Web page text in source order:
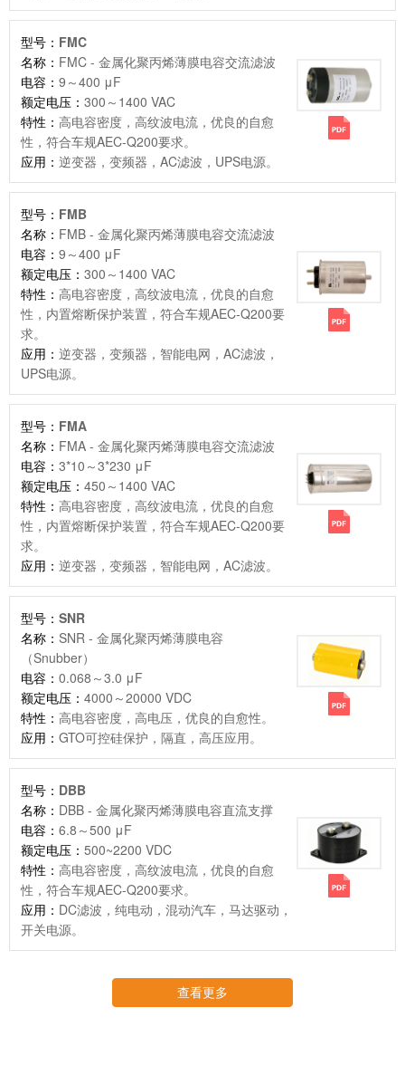
型号： FMC
名称： FMC - 金属化聚丙烯薄膜电容交流滤波
电容： 9～400 μF
额定电压： 300～1400 VAC
特性： 高电容密度，高纹波电流，优良的自愈
性，符合车规AEC-Q200要求。
应用： 逆变器，变频器，AC滤波，UPS电源。
型号： FMB
名称： FMB - 金属化聚丙烯薄膜电容交流滤波
电容： 9～400 μF
额定电压： 300～1400 VAC
特性： 高电容密度，高纹波电流，优良的自愈
性，内置熔断保护装置，符合车规AEC-Q200要
求。
应用： 逆变器，变频器，智能电网，AC滤波，
UPS电源。
型号： FMA
名称： FMA - 金属化聚丙烯薄膜电容交流滤波
电容： 3*10～3*230 μF
额定电压： 450～1400 VAC
特性： 高电容密度，高纹波电流，优良的自愈
性，内置熔断保护装置，符合车规AEC-Q200要
求。
应用： 逆变器，变频器，智能电网，AC滤波。
型号： SNR
名称： SNR - 金属化聚丙烯薄膜电容
（Snubber）
电容： 0.068～3.0 μF
额定电压： 4000～20000 VDC
特性： 高电容密度，高电压，优良的自愈性。
应用： GTO可控硅保护，隔直，高压应用。
型号： DBB
名称： DBB - 金属化聚丙烯薄膜电容直流支撑
电容： 6.8～500 μF
额定电压： 500~2200 VDC
特性： 高电容密度，高纹波电流，优良的自愈
性，符合车规AEC-Q200要求。
应用： DC滤波，纯电动，混动汽车，马达驱动，
开关电源。